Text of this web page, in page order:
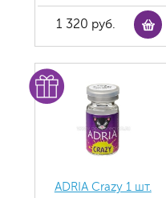
1 320 руб.
ADRIA Crazy 1 шт.